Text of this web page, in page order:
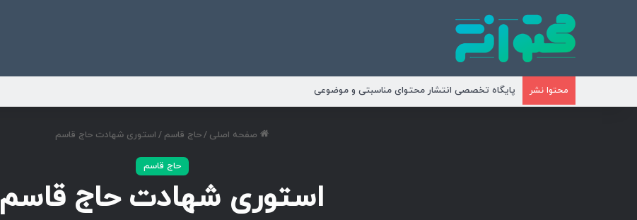
محتوا نشر پایگاه تخصصی انتشار محتوای مناسبتی و موضوعی
صفحه اصلی /حاج قاسم / استوری شهادت حاج قاسم
حاج قاسم
استوری شهادت حاج قاسم